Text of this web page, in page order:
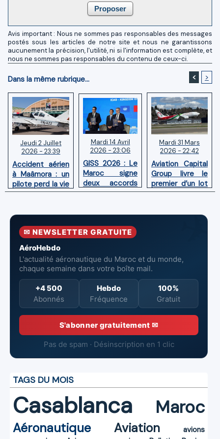
Avis important : Nous ne sommes pas responsables des messages
postés sous les articles de notre site et nous ne garantissons
aucunement la précision, l'utilité, ni si l'information est complète, et
nous ne sommes pas responsables du contenu de ceux-ci.
Dans la même rubrique... < >
Jeudi 2 Juillet
2026 - 23:39
Accident aérien
à Maâmora : un
pilote perd la vie
en combat
incendie
Mardi 14 Avril
2026 - 23:06
GISS 2026 : Le
Maroc signe
deux accords
avec l'OACI
la surveillance
aériennes.
Mardi 31 Mars
2026 - 22:42
Aviation Capital
Group livre le
premier d’un lot
de six Boeing
neufs à Royal Air
✉ NEWSLETTER GRATUITE
AéroHebdo
L'actualité aéronautique du Maroc et du monde,
chaque semaine dans votre boîte mail.
+4 500
Abonnés
Hebdo
Fréquence
100%
Gratuit
S'abonner gratuitement ✉
Pas de spam · Désinscription en 1 clic
TAGS DU MOIS
Casablanca Maroc
Aéronautique Aviation
avions